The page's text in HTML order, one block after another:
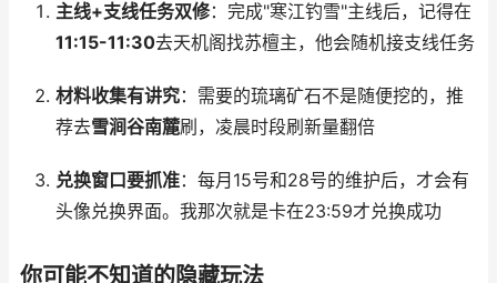
主线+支线任务双修：完成"寒江钓雪"主线后，记得在
11:15-11:30去天机阁找苏檀主，他会随机接支线任务
材料收集有讲究：需要的琉璃矿石不是随便挖的，推
荐去雪涧谷南麓刷，凌晨时段刷新量翻倍
兑换窗口要抓准：每月15号和28号的维护后，才会有
头像兑换界面。我那次就是卡在23:59才兑换成功
你可能不知道的隐藏玩法